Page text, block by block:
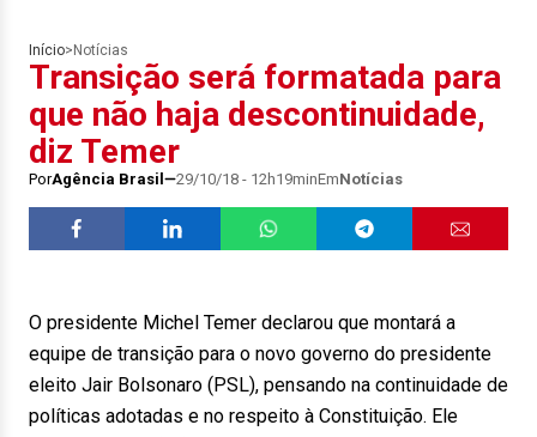
Início> Notícias
Transição será formatada para
que não haja descontinuidade,
diz Temer
PorAgência Brasil 29/10/18 - 12h19minEmNotícias
O presidente Michel Temer declarou que montará a
equipe de transição para o novo governo do presidente
eleito Jair Bolsonaro (PSL), pensando na continuidade de
políticas adotadas e no respeito à Constituição. Ele